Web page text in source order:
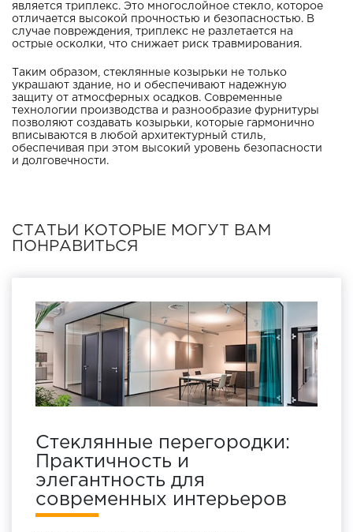
является триплекс. Это многослойное стекло, которое
отличается высокой прочностью и безопасностью. В
случае повреждения, триплекс не разлетается на
острые осколки, что снижает риск травмирования.
Таким образом, стеклянные козырьки не только
украшают здание, но и обеспечивают надежную
защиту от атмосферных осадков. Современные
технологии производства и разнообразие фурнитуры
позволяют создавать козырьки, которые гармонично
вписываются в любой архитектурный стиль,
обеспечивая при этом высокий уровень безопасности
и долговечности.
СТАТЬИ КОТОРЫЕ МОГУТ ВАМ
ПОНРАВИТЬСЯ
Стеклянные перегородки:
Практичность и
элегантность для
современных интерьеров